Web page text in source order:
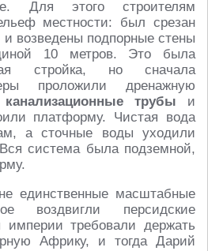
Для этого строителям
местности: был срезан
и возведены подпорные стены
10 метров. Это была
стройка, но сначала
проложили дренажную
канализационные трубы и
платформу. Чистая вода
а сточные воды уходили
система была подземной,
единственные масштабные
воздвигли персидские
требовали держать
Африку, и тогда Дарий